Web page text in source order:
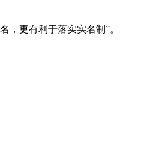
，更有利于落实实名制”。